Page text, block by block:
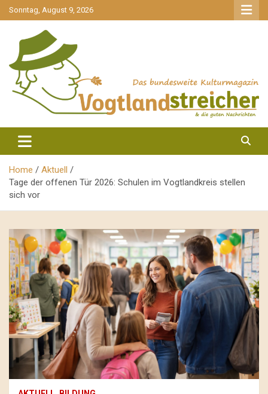
gehe
zum
Sonntag, August 9, 2026
Vogtlandstreicher
Home
Aktuell
Tage der offenen Tür 2026: Schulen im Vogtlandkreis stellen
sich vor